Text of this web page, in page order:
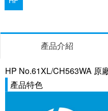
產品介紹
HP No.61XL/CH563WA 原
產品特色